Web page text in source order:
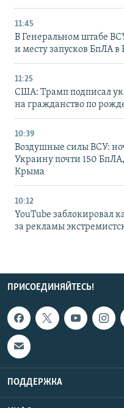
11:45
В Генеральном штабе
и месту запусков БпЛА
11:25
США: Трамп подписал
на гражданство по
10:39
Воздушные силы ВСУ:
Украину почти 150
Крыма
10:12
YouTube заблокировал
за рекламы
ПРИСОЕДИНЯЙТЕСЬ!
ПОДДЕРЖКА